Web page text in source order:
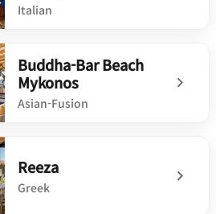
Italian
- Fine Dining
Buddha-Bar Beach
Mykonos
Asian-Fusion
Bar Beach Mykonos
Reeza
Greek